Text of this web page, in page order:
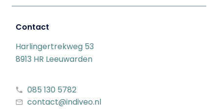
Contact
Harlingertrekweg 53
8913 HR Leeuwarden
085 130 5782
contact@indiveo.nl